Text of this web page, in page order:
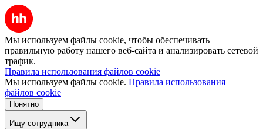
Мы используем файлы cookie, чтобы обеспечивать
правильную работу нашего веб-сайта и анализировать сетевой
трафик.
Правила использования файлов cookie
Мы используем файлы cookie. Правила использования
файлов cookie
Понятно
Ищу сотрудника